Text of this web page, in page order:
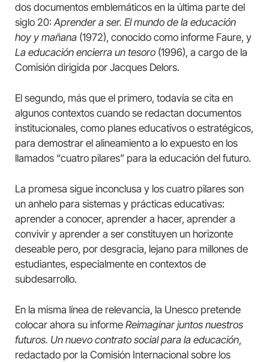
dos documentos emblemáticos en la última parte del
siglo 20: Aprender a ser. El mundo de la educación
hoy y mañana (1972), conocido como informe Faure, y
La educación encierra un tesoro (1996), a cargo de la
Comisión dirigida por Jacques Delors.
El segundo, más que el primero, todavía se cita en
algunos contextos cuando se redactan documentos
institucionales, como planes educativos o estratégicos,
para demostrar el alineamiento a lo expuesto en los
llamados “cuatro pilares” para la educación del futuro.
La promesa sigue inconclusa y los cuatro pilares son
un anhelo para sistemas y prácticas educativas:
aprender a conocer, aprender a hacer, aprender a
convivir y aprender a ser constituyen un horizonte
deseable pero, por desgracia, lejano para millones de
estudiantes, especialmente en contextos de
subdesarrollo.
En la misma línea de relevancia, la Unesco pretende
colocar ahora su informe Reimaginar juntos nuestros
futuros. Un nuevo contrato social para la educación,
redactado por la Comisión Internacional sobre los